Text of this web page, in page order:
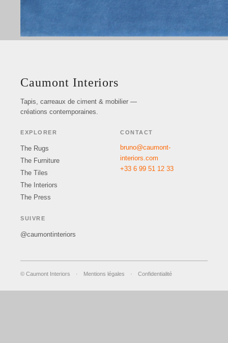
Caumont Interiors
Tapis, carreaux de ciment & mobilier —
créations contemporaines.
EXPLORER
The Rugs
The Furniture
The Tiles
The Interiors
The Press
CONTACT
bruno@caumont-
interiors.com
+33 6 99 51 12 33
SUIVRE
@caumontinteriors
© Caumont Interiors · Mentions légales · Confidentialité